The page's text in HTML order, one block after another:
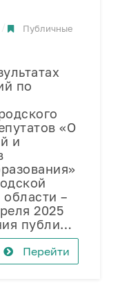
Публичные
по
«О
и
–
2025
публи…
Перейти